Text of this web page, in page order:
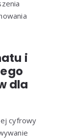
i
dla
cyfrowy